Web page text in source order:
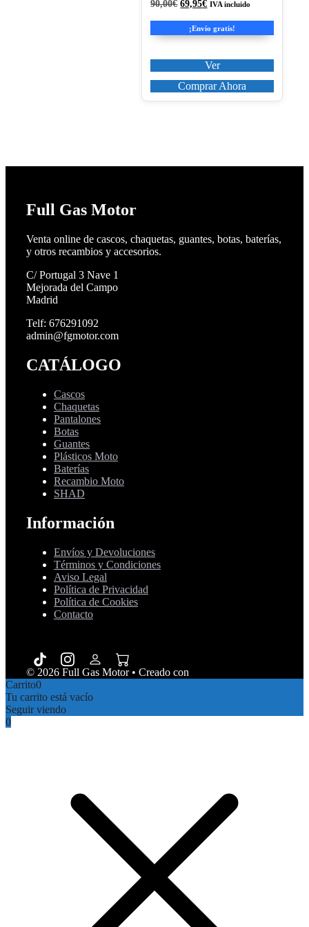
90,00€ El
original
era:
69,95€El
actual
es:
IVA incluido
¡Envío gratis!
Ver
Comprar Ahora
Full Gas Motor
Venta online de cascos, chaquetas, guantes, botas, baterías,
y otros recambios y accesorios.
C/ Portugal 3 Nave 1
Mejorada del Campo
Madrid
Telf: 676291092
admin@fgmotor.com
CATÁLOGO
Cascos
Chaquetas
Pantalones
Botas
Guantes
Plásticos Moto
Baterías
Recambio Moto
SHAD
Información
Envíos y Devoluciones
Términos y Condiciones
Aviso Legal
Política de Privacidad
Política de Cookies
Contacto
© 2026 Full Gas Motor• Creado con
Carrito0
Tu carrito está vacío
Seguir viendo
0